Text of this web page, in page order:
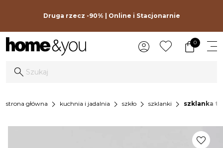
Druga rzecz -90% | Online i Stacjonarnie
0
strona główna chevron_right kuchnia i jadalnia chevron_right szkło chevron_right szklanki chevron_right szklanka
favorite